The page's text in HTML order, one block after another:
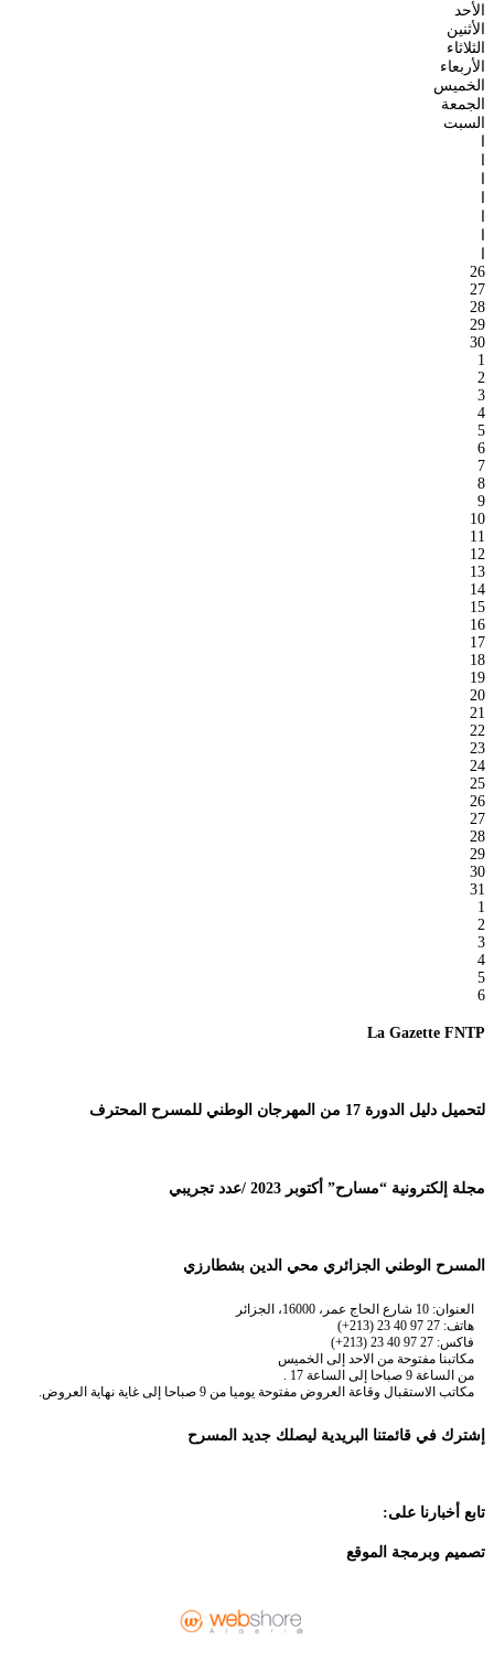
الأحد
الأثنين
الثلاثاء
الأربعاء
الخميس
الجمعة
السبت
ا
ا
ا
ا
ا
ا
ا
26
27
28
29
30
1
2
3
4
5
6
7
8
9
10
11
12
13
14
15
16
17
18
19
20
21
22
23
24
25
26
27
28
29
30
31
1
2
3
4
5
6
La Gazette FNTP
لتحميل دليل الدورة 17 من المهرجان الوطني للمسرح المحترف
مجلة إلكترونية “مسارح” أكتوبر 2023 /عدد تجريبي
المسرح الوطني الجزائري محي الدين بشطارزي
العنوان: 10 شارع الحاج عمر، 16000، الجزائر
هاتف: 27 97 40 23 (213+)
فاكس: 27 97 40 23 (213+)
مكاتبنا مفتوحة من الاحد إلى الخميس
من الساعة 9 صباحا إلى الساعة 17 .
مكاتب الاستقبال وقاعة العروض مفتوحة يوميا من 9 صباحا إلى غاية نهاية العروض.
إشترك في قائمتنا البريدية ليصلك جديد المسرح
تابع أخبارنا على:
تصميم وبرمجة الموقع